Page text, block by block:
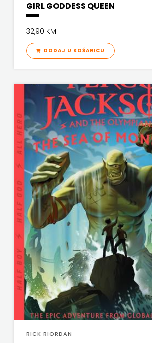
GIRL GODDESS QUEEN
32,90 KM
DODAJ U KOŠARICU
RICK RIORDAN